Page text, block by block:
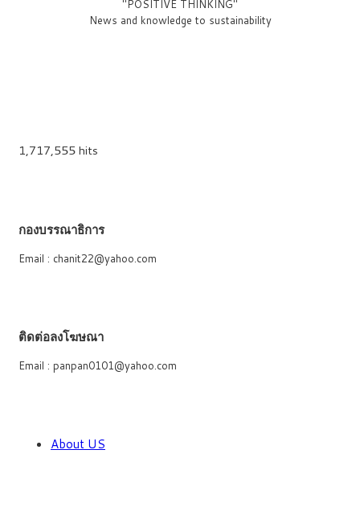
"POSITIVE THINKING"
News and knowledge to sustainability
1,717,555 hits
กองบรรณาธิการ
Email : chanit22@yahoo.com
ติดต่อลงโฆษณา
Email : panpan0101@yahoo.com
About US